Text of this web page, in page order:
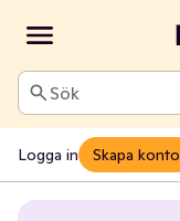
Sök
Logga in Skapa konto